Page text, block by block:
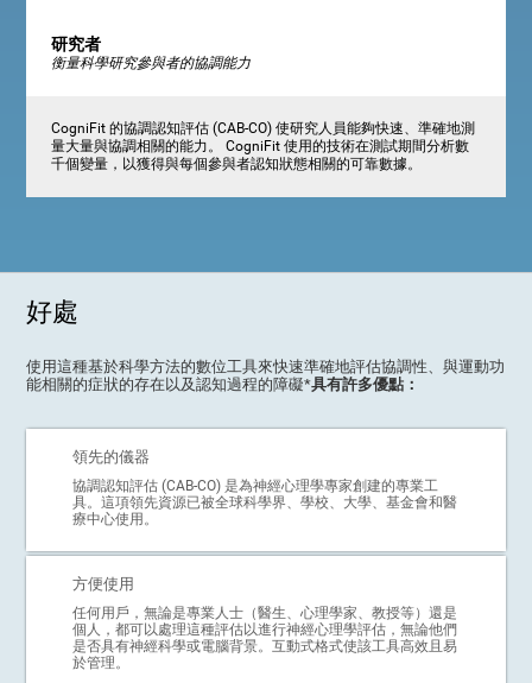
研究者
衡量科學研究參與者的協調能力
CogniFit 的協調認知評估 (CAB-CO) 使研究人員能夠快速、準確地測
量大量與協調相關的能力。 CogniFit 使用的技術在測試期間分析數
千個變量，以獲得與每個參與者認知狀態相關的可靠數據。
好處
使用這種基於科學方法的數位工具來快速準確地評估協調性、與運動功
能相關的症狀的存在以及認知過程的障礙*具有許多優點：
領先的儀器
協調認知評估 (CAB-CO) 是為神經心理學專家創建的專業工
具。這項領先資源已被全球科學界、學校、大學、基金會和醫
療中心使用。
方便使用
任何用戶，無論是專業人士（醫生、心理學家、教授等）還是
個人，都可以處理這種評估以進行神經心理學評估，無論他們
是否具有神經科學或電腦背景。互動式格式使該工具高效且易
於管理。